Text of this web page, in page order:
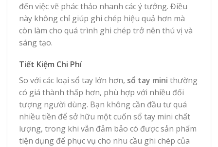
đến việc vẽ phác thảo nhanh các ý tưởng. Điều
này không chỉ giúp ghi chép hiệu quả hơn mà
còn làm cho quá trình ghi chép trở nên thú vị và
sáng tạo.
Tiết Kiệm Chi Phí
So với các loại sổ tay lớn hơn, sổ tay mini thường
có giá thành thấp hơn, phù hợp với nhiều đối
tượng người dùng. Bạn không cần đầu tư quá
nhiều tiền để sở hữu một cuốn sổ tay mini chất
lượng, trong khi vẫn đảm bảo có được sản phẩm
tiện dụng để phục vụ cho nhu cầu ghi chép của